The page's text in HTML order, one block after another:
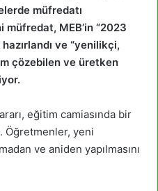
müfredatı
MEB’in “2023
ve “yenilikçi,
çözebilen ve üretken
eğitim camiasında bir
Öğretmenler, yeni
ve aniden yapılmasını